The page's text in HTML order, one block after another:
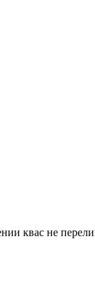
квас не